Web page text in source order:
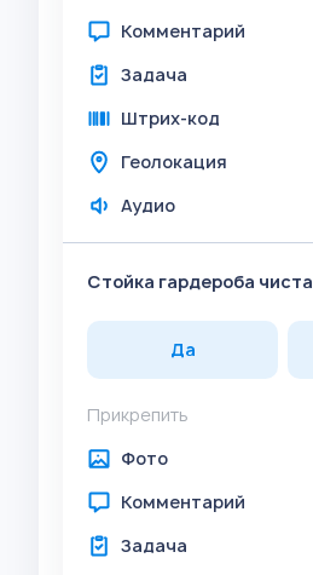
Комментарий
Задача
Штрих-код
Геолокация
Аудио
Стойка гардероба
Да
Прикрепить
Фото
Комментарий
Задача